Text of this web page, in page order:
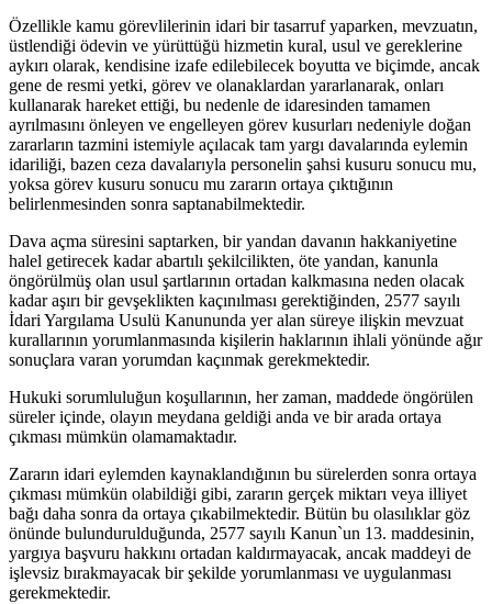
Özellikle kamu görevlilerinin idari bir tasarruf yaparken, mevzuatın,
üstlendiği ödevin ve yürüttüğü hizmetin kural, usul ve gereklerine
aykırı olarak, kendisine izafe edilebilecek boyutta ve biçimde, ancak
gene de resmi yetki, görev ve olanaklardan yararlanarak, onları
kullanarak hareket ettiği, bu nedenle de idaresinden tamamen
ayrılmasını önleyen ve engelleyen görev kusurları nedeniyle doğan
zararların tazmini istemiyle açılacak tam yargı davalarında eylemin
idariliği, bazen ceza davalarıyla personelin şahsi kusuru sonucu mu,
yoksa görev kusuru sonucu mu zararın ortaya çıktığının
belirlenmesinden sonra saptanabilmektedir.
Dava açma süresini saptarken, bir yandan davanın hakkaniyetine
halel getirecek kadar abartılı şekilcilikten, öte yandan, kanunla
öngörülmüş olan usul şartlarının ortadan kalkmasına neden olacak
kadar aşırı bir gevşeklikten kaçınılması gerektiğinden, 2577 sayılı
İdari Yargılama Usulü Kanununda yer alan süreye ilişkin mevzuat
kurallarının yorumlanmasında kişilerin haklarının ihlali yönünde ağır
sonuçlara varan yorumdan kaçınmak gerekmektedir.
Hukuki sorumluluğun koşullarının, her zaman, maddede öngörülen
süreler içinde, olayın meydana geldiği anda ve bir arada ortaya
çıkması mümkün olamamaktadır.
Zararın idari eylemden kaynaklandığının bu sürelerden sonra ortaya
çıkması mümkün olabildiği gibi, zararın gerçek miktarı veya illiyet
bağı daha sonra da ortaya çıkabilmektedir. Bütün bu olasılıklar göz
önünde bulundurulduğunda, 2577 sayılı Kanun`un 13. maddesinin,
yargıya başvuru hakkını ortadan kaldırmayacak, ancak maddeyi de
işlevsiz bırakmayacak bir şekilde yorumlanması ve uygulanması
gerekmektedir.